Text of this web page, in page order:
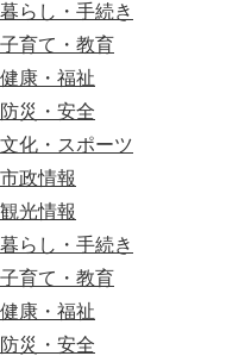
暮らし・手続き
子育て・教育
健康・福祉
防災・安全
文化・スポーツ
市政情報
観光情報
暮らし・手続き
子育て・教育
健康・福祉
防災・安全